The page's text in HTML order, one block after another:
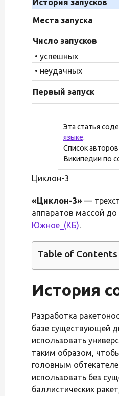
История запусков
Места запуска
Число запусков
• успешных
• неудачных
Первый запуск
Эта статья
языке.
Список
Википедии по
Циклон-3
«Циклон-3» —
аппаратов массой до
Южное_(КБ).
Table of Contents
История
Разработка
базе существующей
использовать
таким образом,
головным
использовать без
баллистических